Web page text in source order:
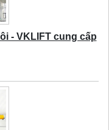
- VKLIFT cung cấp